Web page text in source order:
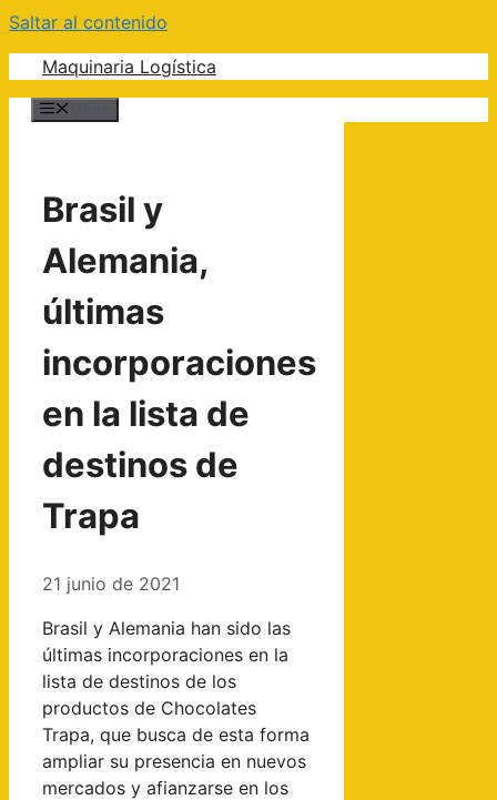
Saltar al contenido
Maquinaria Logística
Brasil y
Alemania,
últimas
incorporaciones
en la lista de
destinos de
Trapa
21 junio de 2021
Brasil y Alemania han sido las
últimas incorporaciones en la
lista de destinos de los
productos de Chocolates
Trapa, que busca de esta forma
ampliar su presencia en nuevos
mercados y afianzarse en los